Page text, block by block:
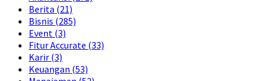
Berita (21)
Bisnis (285)
Event (3)
Fitur Accurate (33)
Karir (3)
Keuangan (53)